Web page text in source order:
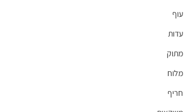
עוף
עדות
מתוק
מלוח
חריף